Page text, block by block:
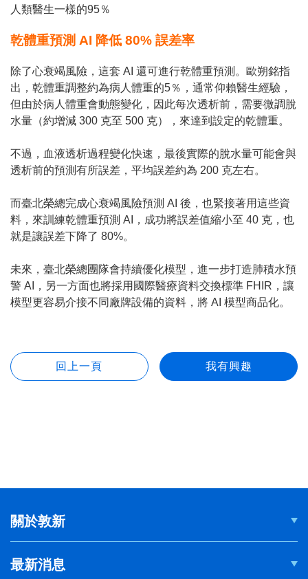
人類醫生一樣的95％
乾體重預測 AI 降低 80% 誤差率
除了心衰竭風險，這套 AI 還可進行乾體重預測。歐朔銘指
出，乾體重調整約為病人體重的5％，通常仰賴醫生經驗，
但由於病人體重會動態變化，因此每次透析前，需要微調脫
水量（約增減 300 克至 500 克），來達到設定的乾體重。
不過，血液透析過程變化快速，最後實際的脫水量可能會與
透析前的預測有所誤差，平均誤差約為 200 克左右。
而臺北榮總完成心衰竭風險預測 AI 後，也緊接著用這些資
料，來訓練乾體重預測 AI，成功將誤差值縮小至 40 克，也
就是讓誤差下降了 80%。
未來，臺北榮總團隊會持續優化模型，進一步打造肺積水預
警 AI，另一方面也將採用國際醫療資料交換標準 FHIR，讓
模型更容易介接不同廠牌設備的資料，將 AI 模型商品化。
關於敦新
最新消息